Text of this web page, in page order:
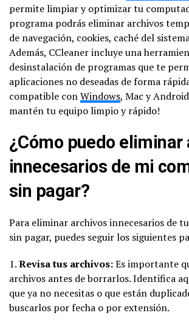
permite limpiar y optimizar tu
programa podrás eliminar archivos
de navegación, cookies, caché del
Además, CCleaner incluye una
desinstalación de programas que te
aplicaciones no deseadas de forma
compatible conWindows, Mac y
mantén tu equipo limpio y rápido!
¿Cómo puedo eliminar
innecesarios de mi
sin pagar?
Para eliminar archivos innecesarios de
sin pagar, puedes seguir los siguientes
1.Revisa tus archivos:Es importante
archivos antes de borrarlos. Identifica
que ya no necesitas o que están
buscarlos por fecha o por extensión.